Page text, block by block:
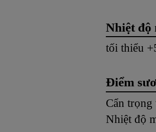
Nhiệt độ
tối thiểu
Điểm
Cẩn
Nhiệt độ